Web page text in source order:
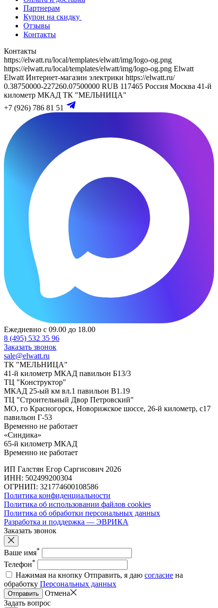
Партнерам
Купон на скидку
Отзывы
Контакты
Контакты
https://elwatt.ru/local/templates/elwatt/img/logo-og.png
https://elwatt.ru/local/templates/elwatt/img/logo-og.png Elwatt
Elwatt Интернет-магазин электрики https://elwatt.ru/
0.38750000-227260.07500000 RUB 117465 Россия Москва 41-й
километр МКАД ТК "МЕЛЬНИЦА"
+7 (926) 786 81 51
Ежедневно с 09.00 до 18.00
8 (495) 532 35 96
Заказать звонок
sale@elwatt.ru
ТК "МЕЛЬНИЦА"
41-й километр МКАД павильон Б13/3
ТЦ "Конструктор"
МКАД 25-ый км вл.1 павильон В1.19
ТЦ "Строительный Двор Петровский"
МО, го Красногорск, Новорижское шоссе, 26-й километр, с17
павильон Г-53
Временно не работает
«Синдика»
65-й километр МКАД
Временно не работает
ИП Галстян Егор Саргисович 2026
ИНН: 502499200304
ОГРНИП: 321774600108586
Политика конфиденциальности
Политика об использовании файлов cookies
Политика об обработки персональных данных
Разработка и поддержка — ЭВРИКА
Заказать звонок
Ваше имя*
Телефон*
Нажимая на кнопку Отправить, я даю согласие на
обработку Персональных данных
Отправить
Отмена
Задать вопрос